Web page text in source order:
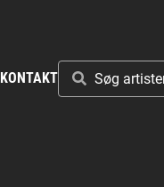
KONTAKTSØG
ARTISTER